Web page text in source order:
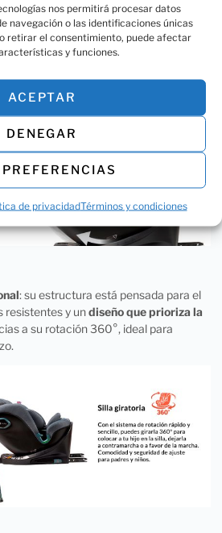
nos permitirá procesar datos
navegación o las identificaciones únicas
retirar el consentimiento, puede afectar
y funciones.
ACEPTAR
DENEGAR
de privacidadTérminos y condiciones
: cuenta con
acolchado profundo y
recién nacidos, 17 posiciones de
de reclinación (4 a contramarcha),
o largos.
: su estructura está pensada para el
resistentes y undiseño que prioriza la
a su rotación 360°, ideal para